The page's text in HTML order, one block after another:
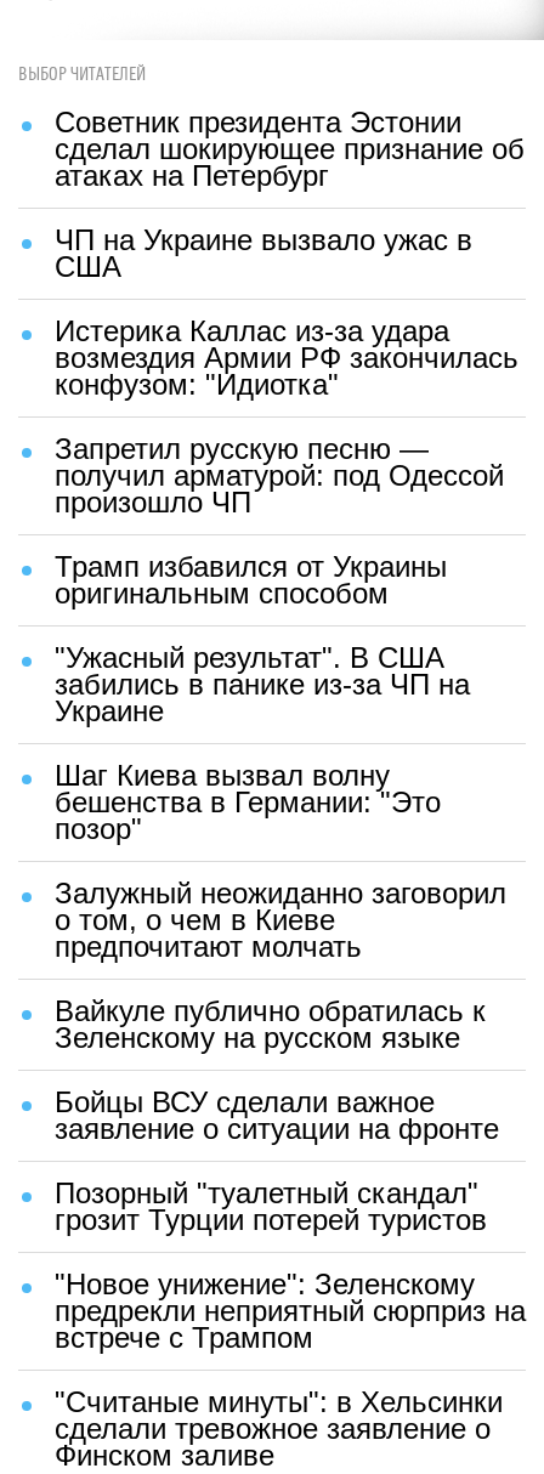
ВЫБОР ЧИТАТЕЛЕЙ
Советник президента Эстонии
сделал шокирующее признание об
атаках на Петербург
ЧП на Украине вызвало ужас в
США
Истерика Каллас из-за удара
возмездия Армии РФ закончилась
конфузом: "Идиотка"
Запретил русскую песню —
получил арматурой: под Одессой
произошло ЧП
Трамп избавился от Украины
оригинальным способом
"Ужасный результат". В США
забились в панике из-за ЧП на
Украине
Шаг Киева вызвал волну
бешенства в Германии: "Это
позор"
Залужный неожиданно заговорил
о том, о чем в Киеве
предпочитают молчать
Вайкуле публично обратилась к
Зеленскому на русском языке
Бойцы ВСУ сделали важное
заявление о ситуации на фронте
Позорный "туалетный скандал"
грозит Турции потерей туристов
"Новое унижение": Зеленскому
предрекли неприятный сюрприз на
встрече с Трампом
"Считаные минуты": в Хельсинки
сделали тревожное заявление о
Финском заливе